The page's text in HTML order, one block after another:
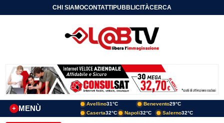
CHI SIAMOCONTATTIPUBBLICITÀCERCA
MENÙ
+
Avellino31°C Benevento29°C
Caserta32°C Napoli32°C Salerno32°C